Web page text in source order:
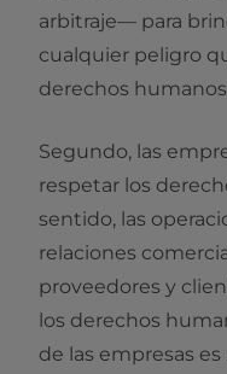
arbitraje— para
cualquier peligro
derechos
Segundo, las
respetar los
sentido, las
relaciones
proveedores y
los derechos
de las empresas